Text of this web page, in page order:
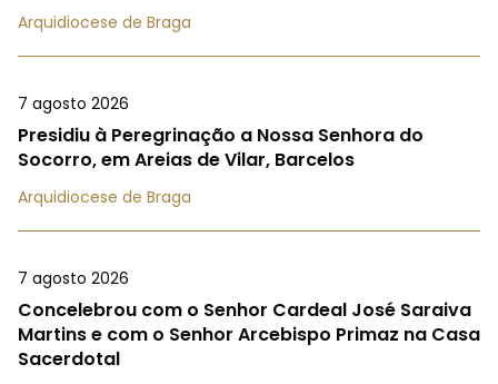
Arquidiocese de Braga
7 agosto 2026
Presidiu à Peregrinação a Nossa Senhora do
Socorro, em Areias de Vilar, Barcelos
Arquidiocese de Braga
7 agosto 2026
Concelebrou com o Senhor Cardeal José Saraiva
Martins e com o Senhor Arcebispo Primaz na Casa
Sacerdotal